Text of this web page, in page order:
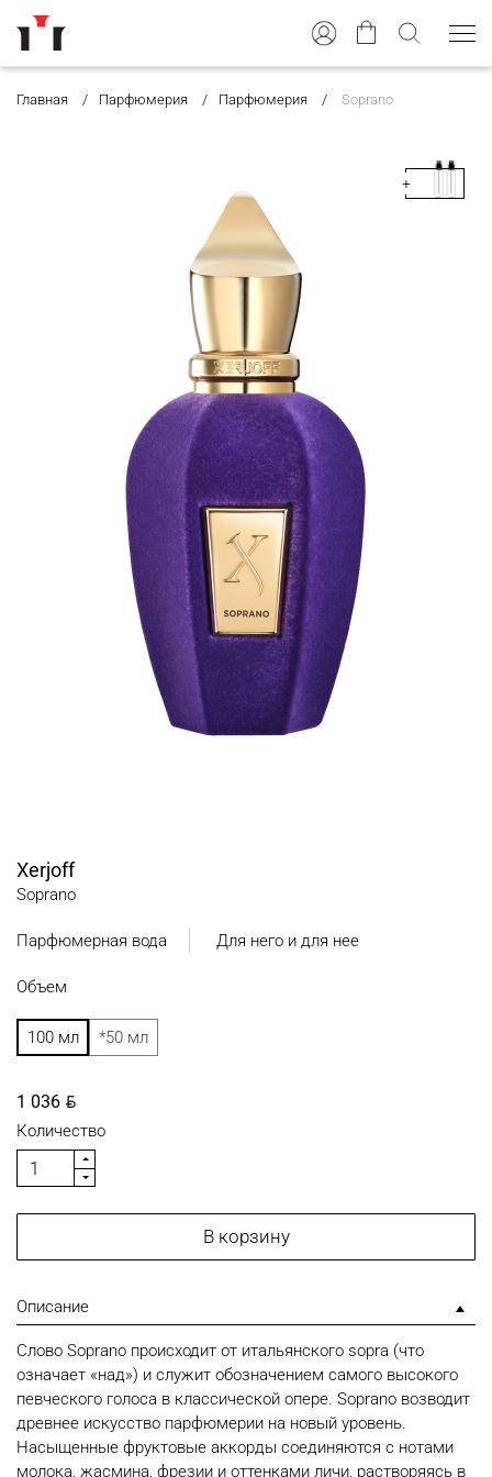
Главная Парфюмерия Парфюмерия Soprano
Xerjoff
Soprano
Парфюмерная вода Для него и для нее
Объем
100 мл *50 мл
1 036 BYN
Количество
В корзину
Описание
Слово Soprano происходит от итальянского sopra (что
означает «над») и служит обозначением самого высокого
певческого голоса в классической опере. Soprano возводит
древнее искусство парфюмерии на новый уровень.
Насыщенные фруктовые аккорды соединяются с нотами
молока, жасмина, фрезии и оттенками личи, растворяясь в